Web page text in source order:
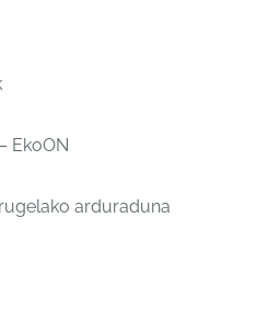
EkoON
arduraduna